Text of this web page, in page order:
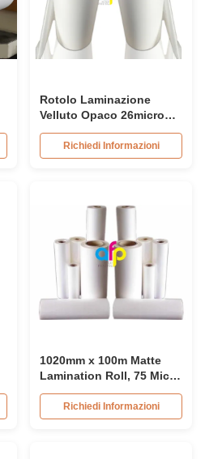
Rotolo Laminazione
Velluto Opaco 26micron
28micron 32micron
Spessore
Richiedi Informazioni
1020mm x 100m Matte
Lamination Roll, 75 Mic
Bopp Film di
Laminazione Termica
Richiedi Informazioni